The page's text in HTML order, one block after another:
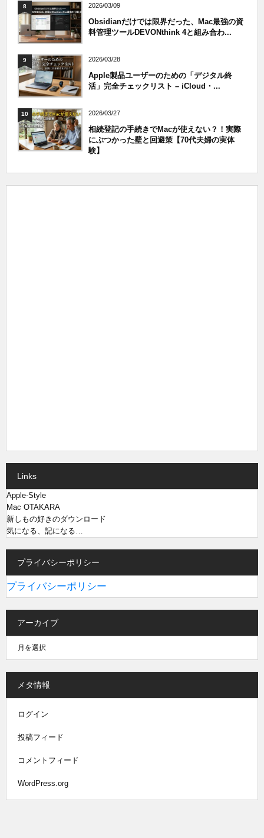
8 2026/03/09
Obsidianだけでは限界だった、Mac最強の資
料管理ツールDEVONthink 4と組み合わ...
9 2026/03/28
Apple製品ユーザーのための「デジタル終
活」完全チェックリスト – iCloud・...
10 2026/03/27
相続登記の手続きでMacが使えない？！実際
にぶつかった壁と回避策【70代夫婦の実体
験】
Links
Apple-Style
Mac OTAKARA
新しもの好きのダウンロード
気になる、記になる…
プライバシーポリシー
プライバシーポリシー
アーカイブ
メタ情報
ログイン
投稿フィード
コメントフィード
WordPress.org